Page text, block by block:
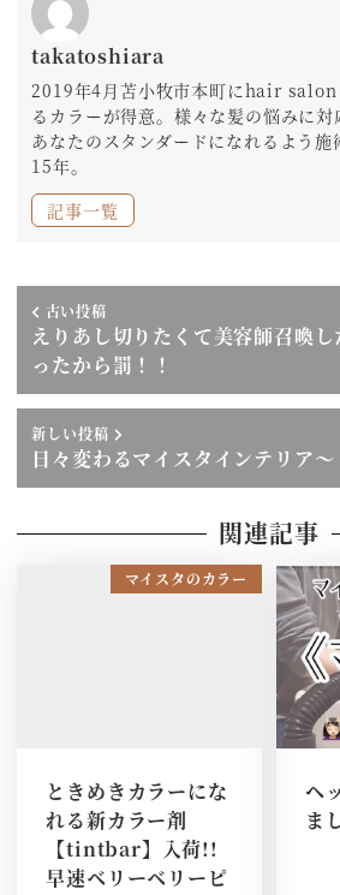
takatoshiara
2019年4月苫小牧市本町にhair salon
るカラーが得意。様々な髪の悩みに対
あなたのスタンダードになれるよう施
15年。
記事一覧
古い投稿
えりあし切りたくて美容師召喚
ったから罰！！
新しい投稿
日々変わるマイスタインテリア〜
関連記事
マイスタのカラー
ときめきカラーにな
れる新カラー剤
【tintbar】入荷!!
早速ベリーベリーピ
ヘ
ま